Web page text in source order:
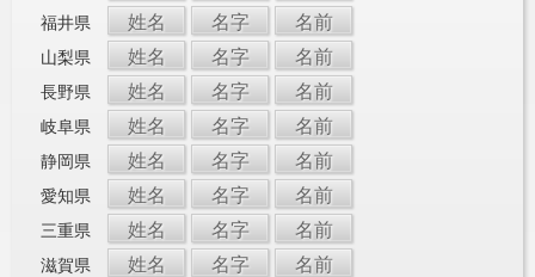
福井県 姓名 名字 名前
山梨県 姓名 名字 名前
長野県 姓名 名字 名前
岐阜県 姓名 名字 名前
静岡県 姓名 名字 名前
愛知県 姓名 名字 名前
三重県 姓名 名字 名前
滋賀県 姓名 名字 名前